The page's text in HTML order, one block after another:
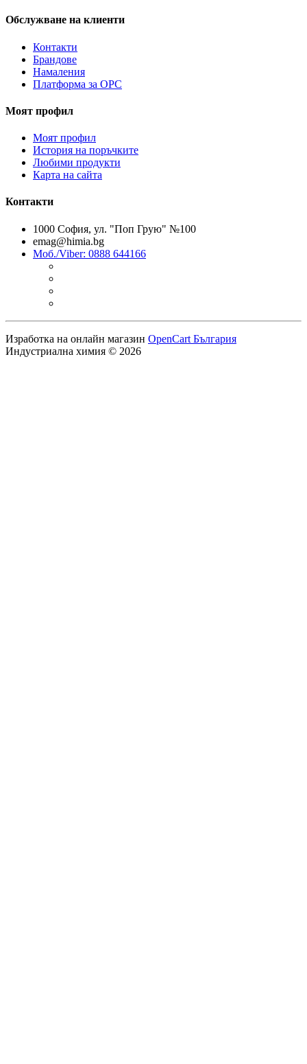
Обслужване на клиенти
Контакти
Брандове
Намаления
Платформа за ОРС
Моят профил
Моят профил
История на поръчките
Любими продукти
Карта на сайта
Контакти
1000 София, ул. "Поп Грую" №100
emag@himia.bg
Моб./Viber: 0888 644166
Изработка на онлайн магазин OpenCart България
Индустриална химия © 2026